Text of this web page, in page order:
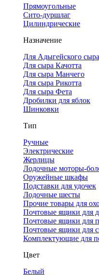
Прямоугольные
Сито-дуршлаг
Цилиндрические
Назначение
Для Адыгейского сыра
Для сыра Качотта
Для сыра Манчего
Для сыра Рикотта
Для сыра Фета
Дробилки для яблок
Шинковки
Тип
Ручные
Электрические
Жерлицы
Лодочные моторы-
Оружейные шкафы
Подставки для удочек
Лодочные шесты
Прочие товары для
Почтовые ящики для
Почтовые ящики для
Почтовые ящики для
Комплектующие для
Цвет
Белый